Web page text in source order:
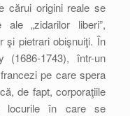
cărui origini reale se
„zidarilor liberi”,
şi pietrari obişnuiţi. În
1743), într-un
pe care spera
de fapt, corporaţiile
locurile în care se